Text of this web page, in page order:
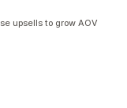
upsells to grow AOV